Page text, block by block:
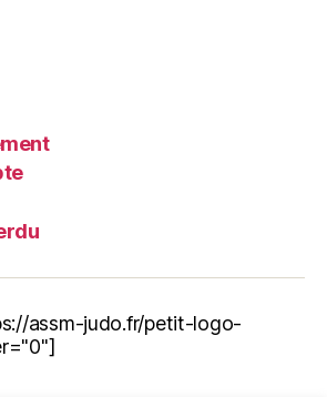
assm-judo.fr/petit-logo-